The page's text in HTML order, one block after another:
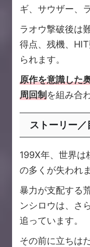
ギ、サウザー、
ラオウ撃破後は
得点、残機、
られます。
原作を意識した
周回制を組み合
ストーリー／
199X年、世界は
の多くが失われ
暴力が支配する
ンシロウは、さ
追っています。
その前に立ちは